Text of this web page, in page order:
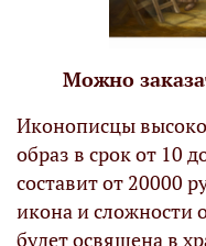
Можно
Иконописцы
образ в срок от 10
составит от 20000
икона и сложности
будет освящена в